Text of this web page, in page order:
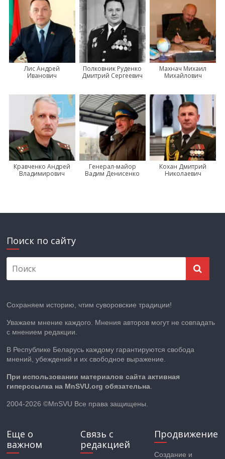
Лис Андрей
Иванович
Полковник Руденко
Дмитрий Сергеевич
Махнач Михаил
Михайлович
Кравченко Андрей
Владимирович
Генерал-майор
Вадим Денисенко
Кохан Дмитрий
Николаевич
Поиск по сайту
Сохраняем историю, чтим суворовские традиции!
Уважаем мнение каждого. Мнения авторов могут не совпадать
с мнением редакции.
В Республике Беларусь каждому гарантируются свобода
мнений, убеждений и их свободное выражение.
При использовании материалов сайта активная
гиперссылка на MnSVU.org обязательна
2004-2026 ©MnSVU Все права защищены.
Еще о
важном
Связь с
редакцией
Продвижение
Создание и